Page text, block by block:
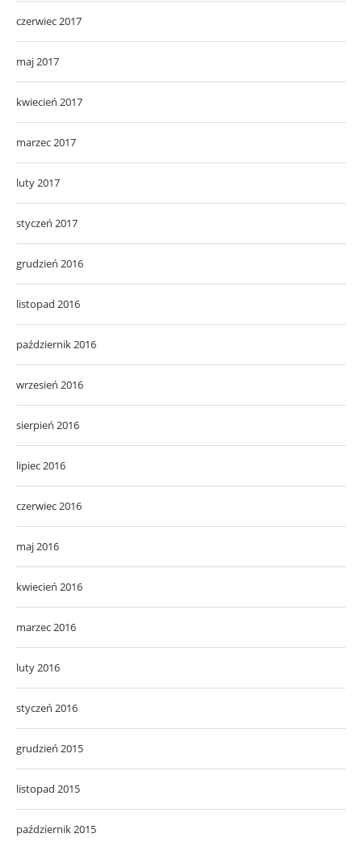
czerwiec 2017
maj 2017
kwiecień 2017
marzec 2017
luty 2017
styczeń 2017
grudzień 2016
listopad 2016
październik 2016
wrzesień 2016
sierpień 2016
lipiec 2016
czerwiec 2016
maj 2016
kwiecień 2016
marzec 2016
luty 2016
styczeń 2016
grudzień 2015
listopad 2015
październik 2015